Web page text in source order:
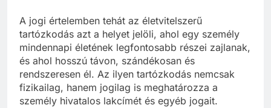
A jogi értelemben tehát az életvitelszerű
tartózkodás azt a helyet jelöli, ahol egy személy
mindennapi életének legfontosabb részei zajlanak,
és ahol hosszú távon, szándékosan és
rendszeresen él. Az ilyen tartózkodás nemcsak
fizikailag, hanem jogilag is meghatározza a
személy hivatalos lakcímét és egyéb jogait.